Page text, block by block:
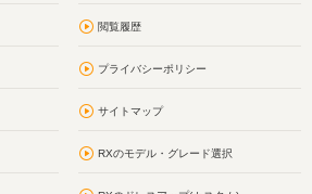
閲覧履歴
プライバシーポリシー
サイトマップ
RXのモデル・グレード選択